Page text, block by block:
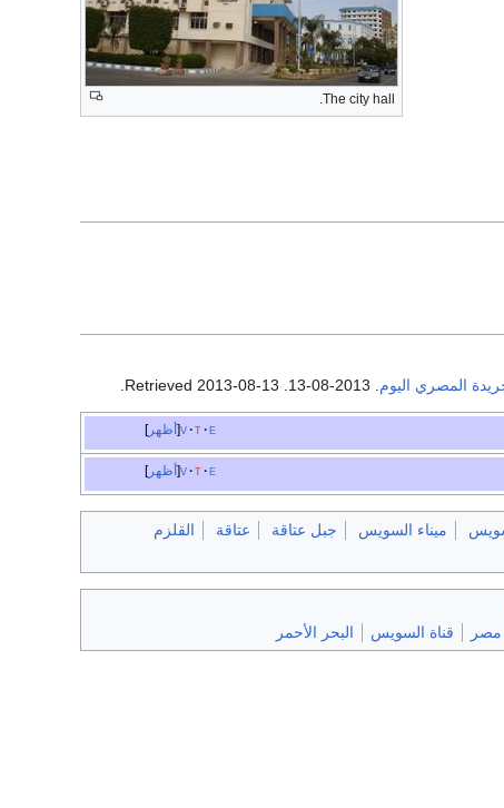
The city hall.
المصري اليوم. 2013-08-13
. Retrieved
2013-08-13
.
أظهر v t e
أظهر v t e
ميناء السويس جبل عتاقة عتاقة
القلزم
قناة السويس البحر الأحمر